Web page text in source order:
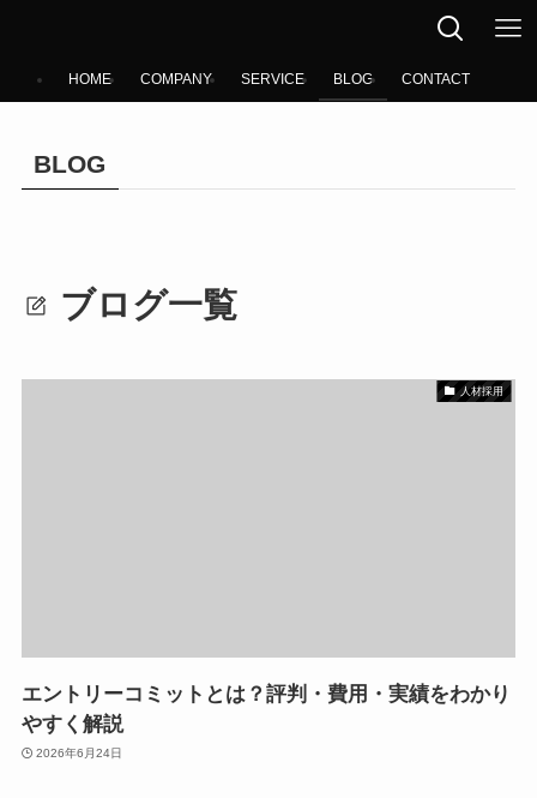
HOME COMPANY SERVICE BLOG CONTACT
BLOG
ブログ一覧
人材採用
エントリーコミットとは？評判・費用・実績をわかり
やすく解説
2026年6月24日